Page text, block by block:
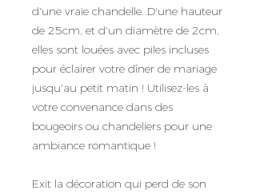
d'une vraie chandelle. D'une hauteur
de 25cm, et d'un diamètre de 2cm,
elles sont louées avec piles incluses
pour éclairer votre dîner de mariage
jusqu'au petit matin ! Utilisez-les à
votre convenance dans des
bougeoirs ou chandeliers pour une
ambiance romantique !
Exit la décoration qui perd de son